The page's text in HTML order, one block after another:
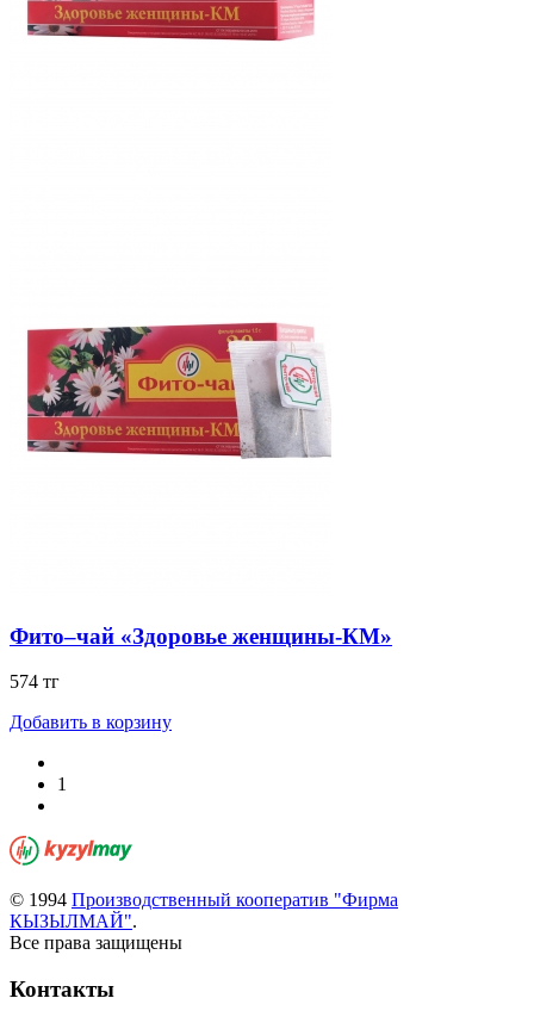
Фито–чай «Здоровье женщины-КМ»
574 тг
Добавить в корзину
1
© 1994 Производственный кооператив "Фирма
КЫЗЫЛМАЙ".
Все права защищены
Контакты